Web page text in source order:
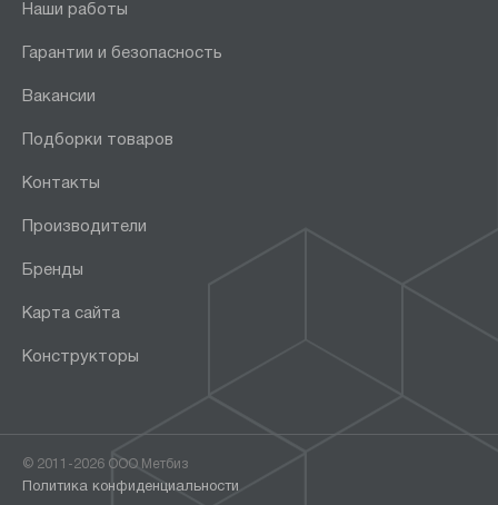
Наши работы
Гарантии и безопасность
Вакансии
Подборки товаров
Контакты
Производители
Бренды
Карта сайта
Конструкторы
© 2011-2026 ООО Метбиз
Политика конфиденциальности